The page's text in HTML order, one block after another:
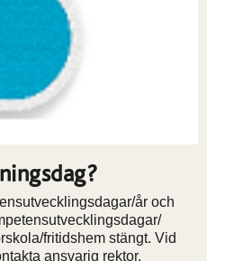
år och
fritidshem stängt. Vid
ansvarig rektor.